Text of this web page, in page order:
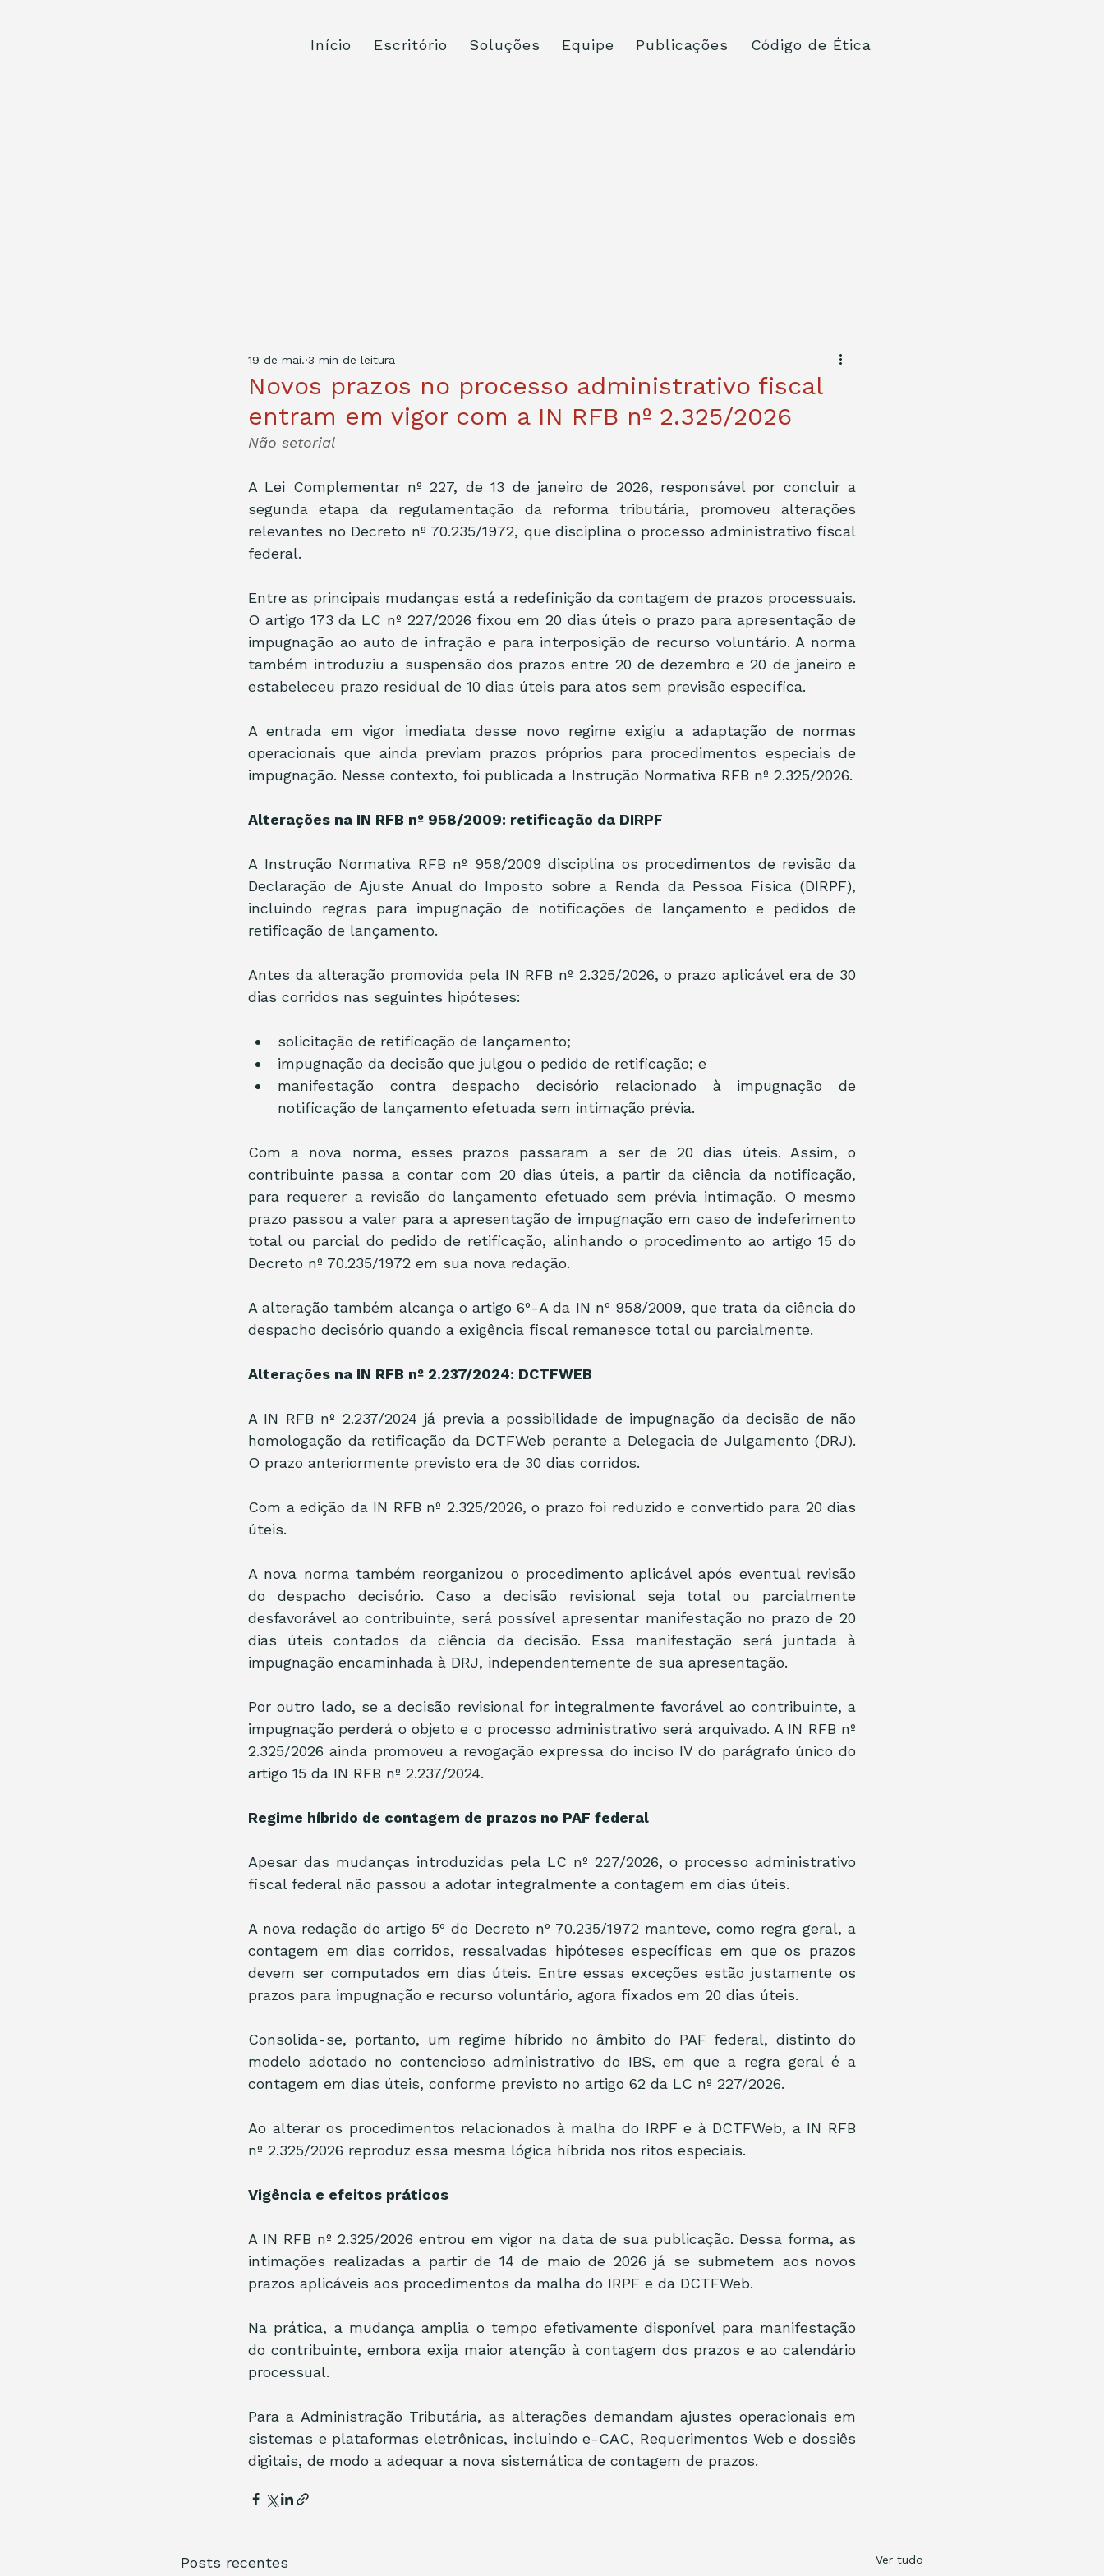
Início Escritório Soluções Equipe Publicações Código de Ética
Novos prazos no processo administrativo fiscal
entram em vigor com a IN RFB nº 2.325/2026
19 de mai. 3 min de leitura
Não setorial
A Lei Complementar nº 227, de 13 de janeiro de 2026, responsável por concluir a
segunda etapa da regulamentação da reforma tributária, promoveu alterações
relevantes no Decreto nº 70.235/1972, que disciplina o processo administrativo fiscal
federal.
Entre as principais mudanças está a redefinição da contagem de prazos processuais.
O artigo 173 da LC nº 227/2026 fixou em 20 dias úteis o prazo para apresentação de
impugnação ao auto de infração e para interposição de recurso voluntário. A norma
também introduziu a suspensão dos prazos entre 20 de dezembro e 20 de janeiro e
estabeleceu prazo residual de 10 dias úteis para atos sem previsão específica.
A entrada em vigor imediata desse novo regime exigiu a adaptação de normas
operacionais que ainda previam prazos próprios para procedimentos especiais de
impugnação. Nesse contexto, foi publicada a Instrução Normativa RFB nº 2.325/2026.
Alterações na IN RFB nº 958/2009: retificação da DIRPF
A Instrução Normativa RFB nº 958/2009 disciplina os procedimentos de revisão da
Declaração de Ajuste Anual do Imposto sobre a Renda da Pessoa Física (DIRPF),
incluindo regras para impugnação de notificações de lançamento e pedidos de
retificação de lançamento.
Antes da alteração promovida pela IN RFB nº 2.325/2026, o prazo aplicável era de 30
dias corridos nas seguintes hipóteses:
solicitação de retificação de lançamento;
impugnação da decisão que julgou o pedido de retificação; e
manifestação contra despacho decisório relacionado à impugnação de
notificação de lançamento efetuada sem intimação prévia.
Com a nova norma, esses prazos passaram a ser de 20 dias úteis. Assim, o
contribuinte passa a contar com 20 dias úteis, a partir da ciência da notificação,
para requerer a revisão do lançamento efetuado sem prévia intimação. O mesmo
prazo passou a valer para a apresentação de impugnação em caso de indeferimento
total ou parcial do pedido de retificação, alinhando o procedimento ao artigo 15 do
Decreto nº 70.235/1972 em sua nova redação.
A alteração também alcança o artigo 6º-A da IN nº 958/2009, que trata da ciência do
despacho decisório quando a exigência fiscal remanesce total ou parcialmente.
Alterações na IN RFB nº 2.237/2024: DCTFWEB
A IN RFB nº 2.237/2024 já previa a possibilidade de impugnação da decisão de não
homologação da retificação da DCTFWeb perante a Delegacia de Julgamento (DRJ).
O prazo anteriormente previsto era de 30 dias corridos.
Com a edição da IN RFB nº 2.325/2026, o prazo foi reduzido e convertido para 20 dias
úteis.
A nova norma também reorganizou o procedimento aplicável após eventual revisão
do despacho decisório. Caso a decisão revisional seja total ou parcialmente
desfavorável ao contribuinte, será possível apresentar manifestação no prazo de 20
dias úteis contados da ciência da decisão. Essa manifestação será juntada à
impugnação encaminhada à DRJ, independentemente de sua apresentação.
Por outro lado, se a decisão revisional for integralmente favorável ao contribuinte, a
impugnação perderá o objeto e o processo administrativo será arquivado. A IN RFB nº
2.325/2026 ainda promoveu a revogação expressa do inciso IV do parágrafo único do
artigo 15 da IN RFB nº 2.237/2024.
Regime híbrido de contagem de prazos no PAF federal
Apesar das mudanças introduzidas pela LC nº 227/2026, o processo administrativo
fiscal federal não passou a adotar integralmente a contagem em dias úteis.
A nova redação do artigo 5º do Decreto nº 70.235/1972 manteve, como regra geral, a
contagem em dias corridos, ressalvadas hipóteses específicas em que os prazos
devem ser computados em dias úteis. Entre essas exceções estão justamente os
prazos para impugnação e recurso voluntário, agora fixados em 20 dias úteis.
Consolida-se, portanto, um regime híbrido no âmbito do PAF federal, distinto do
modelo adotado no contencioso administrativo do IBS, em que a regra geral é a
contagem em dias úteis, conforme previsto no artigo 62 da LC nº 227/2026.
Ao alterar os procedimentos relacionados à malha do IRPF e à DCTFWeb, a IN RFB
nº 2.325/2026 reproduz essa mesma lógica híbrida nos ritos especiais.
Vigência e efeitos práticos
A IN RFB nº 2.325/2026 entrou em vigor na data de sua publicação. Dessa forma, as
intimações realizadas a partir de 14 de maio de 2026 já se submetem aos novos
prazos aplicáveis aos procedimentos da malha do IRPF e da DCTFWeb.
Na prática, a mudança amplia o tempo efetivamente disponível para manifestação
do contribuinte, embora exija maior atenção à contagem dos prazos e ao calendário
processual.
Para a Administração Tributária, as alterações demandam ajustes operacionais em
sistemas e plataformas eletrônicas, incluindo e-CAC, Requerimentos Web e dossiês
digitais, de modo a adequar a nova sistemática de contagem de prazos.
Posts recentes Ver tudo